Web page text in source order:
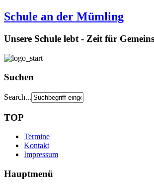
Schule an der Mümling
Unsere Schule lebt - Zeit für
Suchen
Search...
TOP
Termine
Kontakt
Impressum
Hauptmenü